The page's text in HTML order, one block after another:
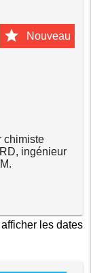
star Nouveau
chimiste
ingénieur
afficher les dates